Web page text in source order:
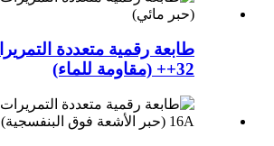
32++ (مقاومة للماء)